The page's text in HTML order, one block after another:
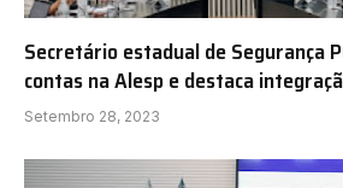
Secretário estadual de Segurança
contas na Alesp e destaca
Setembro 28, 2023